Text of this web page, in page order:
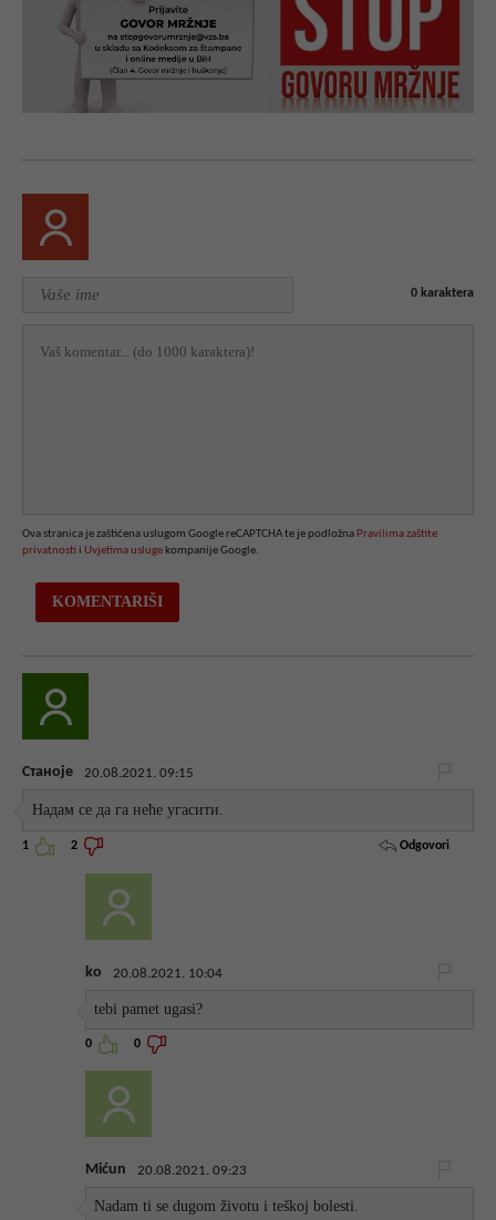
0 karaktera
Ova stranica je zaštićena uslugom Google reCAPTCHA te je podložna Pravilima zaštite
privatnosti i Uvjetima usluge kompanije Google.
Станоје 20.08.2021. 09:15
Надам се да га неће угасити.
1 2 Odgovori
ko 20.08.2021. 10:04
tebi pamet ugasi?
0 0
Mićun 20.08.2021. 09:23
Nadam ti se dugom životu i teškoj bolesti.